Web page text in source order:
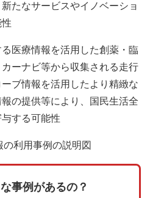
たなサービスやイノベーショ
医療情報を活用した創薬・臨
ーナビ等から収集される走行
ブ情報を活用したより精緻な
の提供等により、国民生活全
する可能性
院・調剤薬局が管理している
事例があるの？